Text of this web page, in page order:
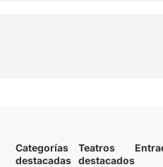
Categorías
destacadas
Teatros
destacados